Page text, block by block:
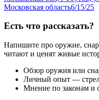
Московская область6/15/25
Есть что рассказать?
Напишите про оружие,
читают и ценят живые
Обзор оружия или
Личный опыт —
Мнение по законам и